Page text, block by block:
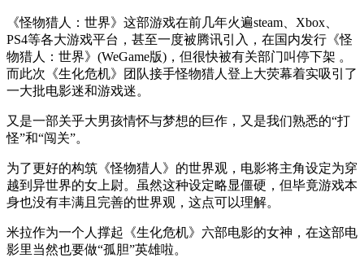
《怪物猎人：世界》这部游戏在前几年火遍steam、Xbox、
PS4等各大游戏平台，甚至一度被腾讯引入，在国内发行《怪
物猎人：世界》(WeGame版)，但很快被有关部门叫停下架 。
而此次《生化危机》团队接手怪物猎人登上大荧幕着实吸引了
一大批电影迷和游戏迷。
又是一部关乎大男孩情怀与梦想的巨作，又是我们熟悉的“打
怪”和“闯关”。
为了更好的构筑《怪物猎人》的世界观，电影将主角设定为穿
越到异世界的女上尉。虽然这种设定略显僵硬，但毕竟游戏本
身也没有丰满且完善的世界观，这点可以理解。
米拉作为一个人撑起《生化危机》六部电影的女神，在这部电
影里当然也要做“孤胆”英雄啦。